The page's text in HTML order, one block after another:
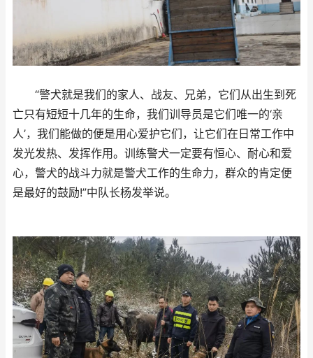
“警犬就是我们的家人、战友、兄弟，它们从出生到死
亡只有短短十几年的生命，我们训导员是它们唯一的‘亲
人’，我们能做的便是用心爱护它们，让它们在日常工作中
发光发热、发挥作用。训练警犬一定要有恒心、耐心和爱
心，警犬的战斗力就是警犬工作的生命力，群众的肯定便
是最好的鼓励!”中队长杨发举说。